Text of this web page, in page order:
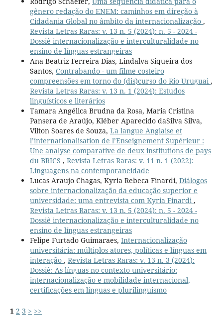
gênero redação do ENEM: caminhos em direção à
Cidadania Global no âmbito da internacionalização ,
Revista Letras Raras: v. 13 n. 5 (2024): n. 5 - 2024 -
Dossiê internacionalização e interculturalidade no
ensino de línguas estrangeiras
Ana Beatriz Ferreira Dias, Lindalva Siqueira dos
Santos, Contrabando - um filme costeiro
compreensões em torno do (dis)curso do Rio Uruguai ,
Revista Letras Raras: v. 13 n. 1 (2024): Estudos
linguísticos e literários
Tamara Angélica Brudna da Rosa, Maria Cristina
Pansera de Araújo, Kléber Aparecido daSilva Silva,
Vilton Soares de Souza, La langue Anglaise et
l’internationalisation de l’Enseignement Supérieur :
Une analyse comparative de deux institutions de pays
du BRICS , Revista Letras Raras: v. 11 n. 1 (2022):
Linguagens na contemporaneidade
Lucas Araujo Chagas, Kyria Rebeca Finardi, Diálogos
sobre internacionalização da educação superior e
universidade: uma entrevista com Kyria Finardi ,
Revista Letras Raras: v. 13 n. 5 (2024): n. 5 - 2024 -
Dossiê internacionalização e interculturalidade no
ensino de línguas estrangeiras
Felipe Furtado Guimaraes, Internacionalização
universitária: múltiplos atores, políticas e línguas em
interação , Revista Letras Raras: v. 13 n. 3 (2024):
Dossiê: As línguas no contexto universitário:
internacionalização e mobilidade internacional,
certificações em línguas e plurilinguismo
1 2 3 > >>